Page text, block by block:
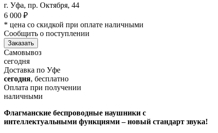
г. Уфа, пр. Октября, 44
6 000 ₽
* цена со скидкой при оплате наличными
Сообщить о поступлении
Заказать
Самовывоз
сегодня
Доставка по Уфе
сегодня, бесплатно
Оплата при получении
наличными
Флагманские беспроводные наушники с
интеллектуальными функциями – новый стандарт звука!